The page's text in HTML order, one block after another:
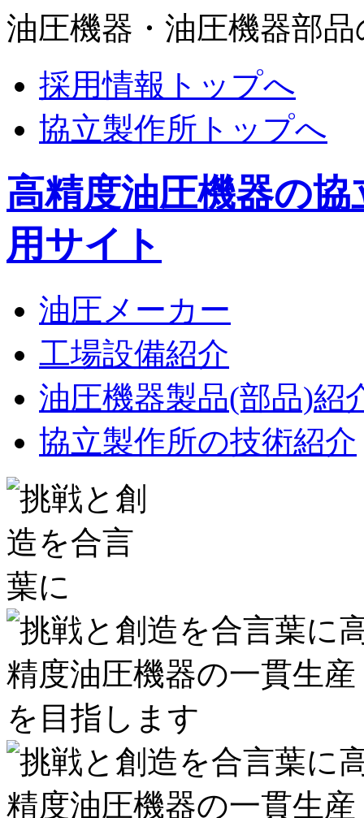
油圧機器・油圧機器部
採用情報トップへ
協立製作所トップへ
高精度油圧機器の
用サイト
油圧メーカー
工場設備紹介
油圧機器製品(部品)紹
協立製作所の技術紹介